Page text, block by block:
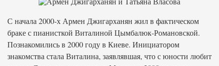
С начала 2000-х Армен Джигарханян жил в фактическом
браке с пианисткой Виталиной Цымбалюк-Романовской.
Познакомились в 2000 году в Киеве. Инициатором
знакомства стала Виталина, заявлявшая, что с юности любит